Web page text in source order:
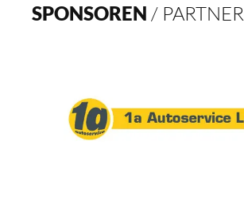
SPONSOREN / PARTNER